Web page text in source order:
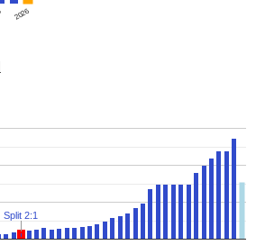
2026
Split 2:1